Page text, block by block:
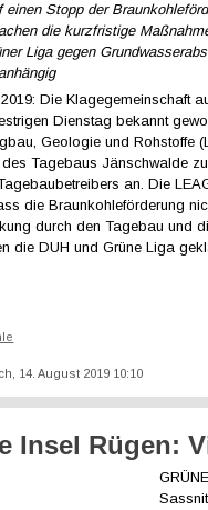
Stopp der
die kurzfristige
Liga gegen
Die Klagegemeinschaft
Dienstag bekannt
Geologie und Rohstoffe
des Tagebaus Jänschwalde
an. Die
die Braunkohleförderung
durch den Tagebau und
die DUH und Grüne Liga
14. August 2019 10:10
Insel Rügen: